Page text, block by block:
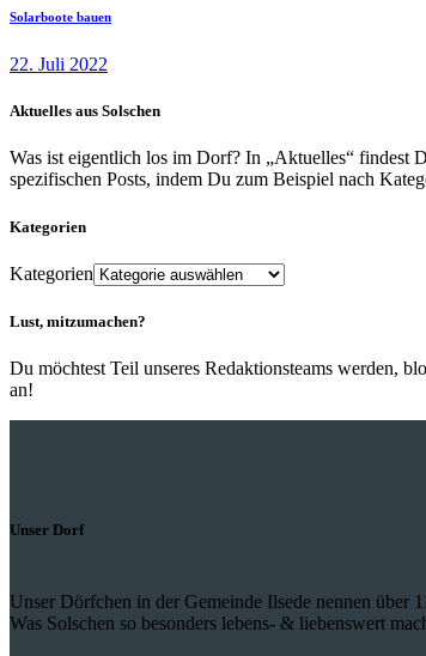
Solarboote bauen
22. Juli 2022
Aktuelles aus Solschen
Was ist eigentlich los im Dorf? In „Aktuelles“ findest
spezifischen Posts, indem Du zum Beispiel nach
Kategorien
Kategorien
Lust, mitzumachen?
Du möchtest Teil unseres Redaktionsteams werden,
an!
Unser Dorf
Unser Dörfchen in der Gemeinde Ilsede nennen über
Was Solschen so besonders lebens- & liebenswert